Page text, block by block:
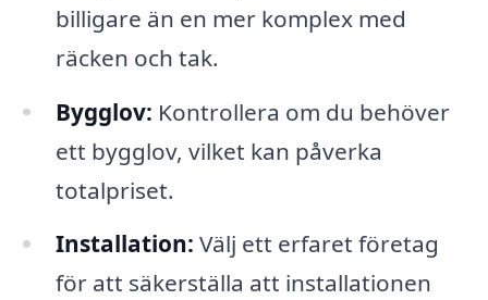
billigare än en mer komplex med
räcken och tak.
Bygglov: Kontrollera om du behöver
ett bygglov, vilket kan påverka
totalpriset.
Installation: Välj ett erfaret företag
för att säkerställa att installationen